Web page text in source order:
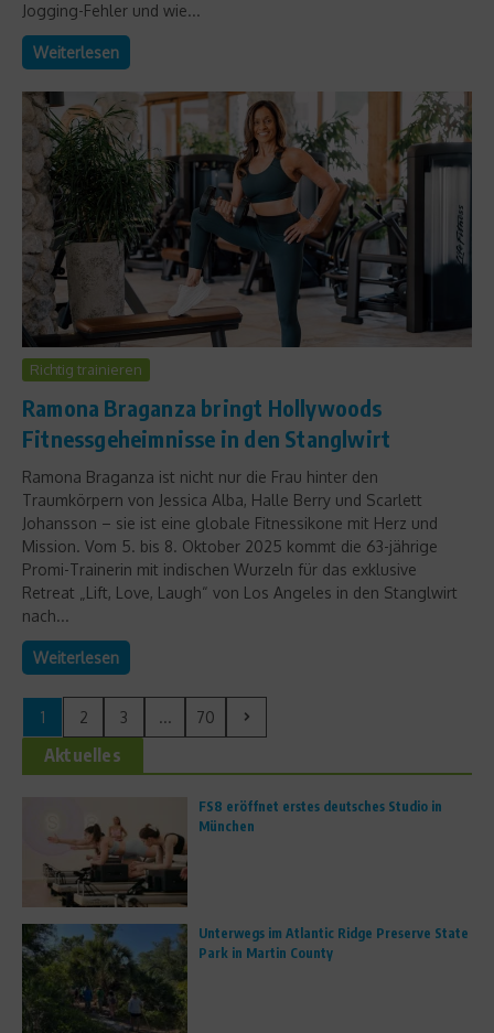
Jogging-Fehler und wie...
Weiterlesen
Richtig trainieren
Ramona Braganza bringt Hollywoods
Fitnessgeheimnisse in den Stanglwirt
Ramona Braganza ist nicht nur die Frau hinter den
Traumkörpern von Jessica Alba, Halle Berry und Scarlett
Johansson – sie ist eine globale Fitnessikone mit Herz und
Mission. Vom 5. bis 8. Oktober 2025 kommt die 63-jährige
Promi-Trainerin mit indischen Wurzeln für das exklusive
Retreat „Lift, Love, Laugh“ von Los Angeles in den Stanglwirt
nach...
Weiterlesen
1 2 3 ... 70
Aktuelles
FS8 eröffnet erstes deutsches Studio in
München
Unterwegs im Atlantic Ridge Preserve State
Park in Martin County